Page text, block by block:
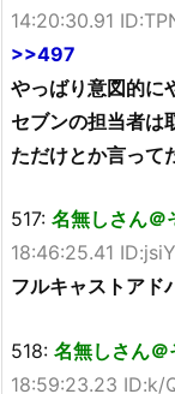
14:20:30.91
>>497
やっばり意図的に
セブンの担当者は
ただけとか言って
517: 名無しさん＠
18:46:25.41
フルキャストアド
518: 名無しさん＠
18:59:23.23 ID:k/